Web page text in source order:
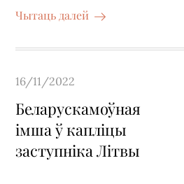
Чытаць далей
Posted
on
16/11/2022
Беларускамоўная
імша ў капліцы
заступніка Літвы